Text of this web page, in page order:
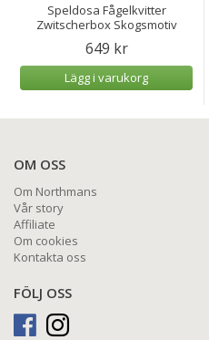
Speldosa Fågelkvitter
Zwitscherbox Skogsmotiv
649 kr
Lägg i varukorg
OM OSS
Om Northmans
Vår story
Affiliate
Om cookies
Kontakta oss
FÖLJ OSS